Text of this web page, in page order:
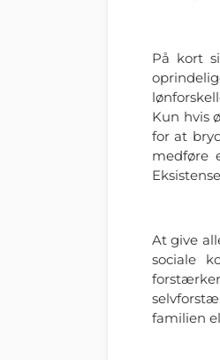
På kort
Kun hvis
for at
medføre
At give
sociale
familien